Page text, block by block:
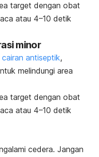
target dengan obat
atau 4–10 detik
minor
cairan antiseptik,
melindungi area
target dengan obat
atau 4–10 detik
cedera. Jangan